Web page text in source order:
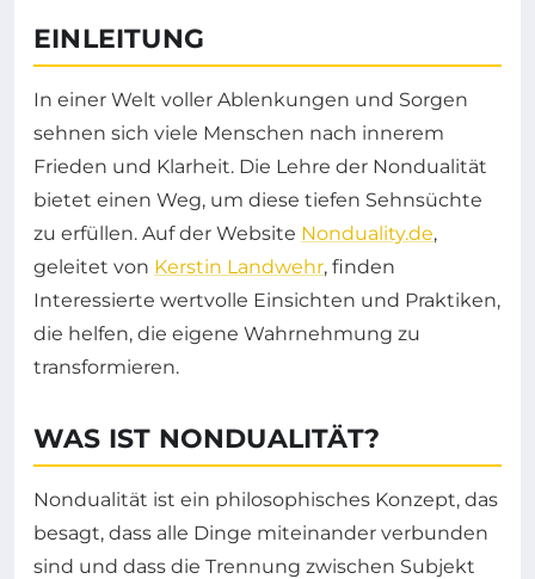
EINLEITUNG
In einer Welt voller Ablenkungen und Sorgen
sehnen sich viele Menschen nach innerem
Frieden und Klarheit. Die Lehre der Nondualität
bietet einen Weg, um diese tiefen Sehnsüchte
zu erfüllen. Auf der Website Nonduality.de,
geleitet von Kerstin Landwehr, finden
Interessierte wertvolle Einsichten und Praktiken,
die helfen, die eigene Wahrnehmung zu
transformieren.
WAS IST NONDUALITÄT?
Nondualität ist ein philosophisches Konzept, das
besagt, dass alle Dinge miteinander verbunden
sind und dass die Trennung zwischen Subjekt